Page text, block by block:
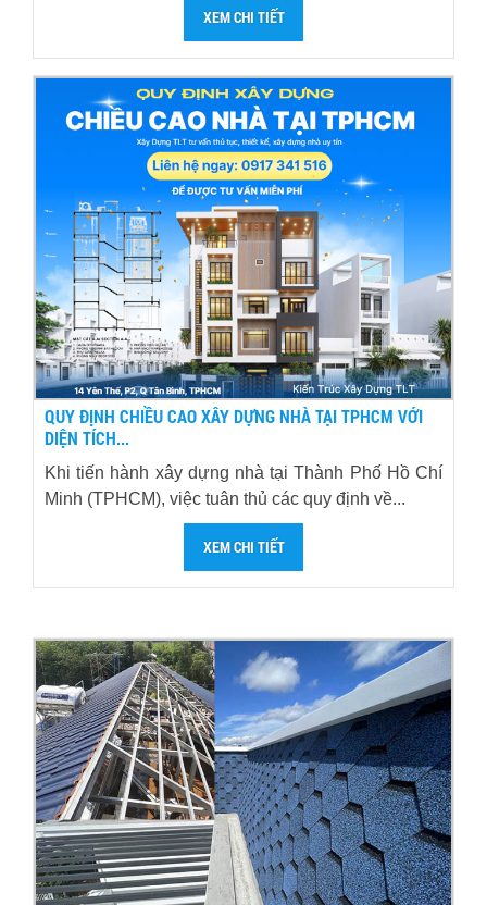
XEM CHI TIẾT
QUY ĐỊNH CHIỀU CAO XÂY DỰNG NHÀ TẠI TPHCM VỚI
DIỆN TÍCH...
Khi tiến hành xây dựng nhà tại Thành Phố Hồ Chí
Minh (TPHCM), việc tuân thủ các quy định về...
XEM CHI TIẾT